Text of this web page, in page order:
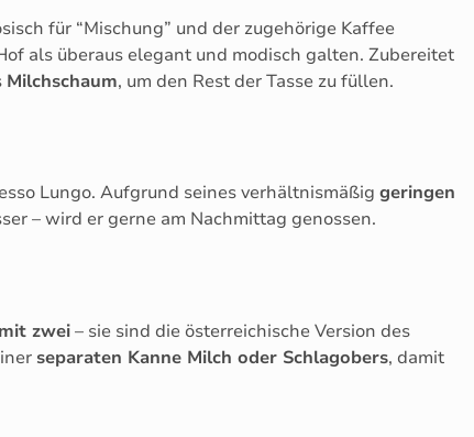
für “Mischung” und der zugehörige Kaffee
als überaus elegant und modisch galten. Zubereitet
Milchschaum, um den Rest der Tasse zu füllen.
Lungo. Aufgrund seines verhältnismäßig geringen
– wird er gerne am Nachmittag genossen.
mit zwei– sie sind die österreichische Version des
separaten Kanne Milch oder Schlagobers, damit